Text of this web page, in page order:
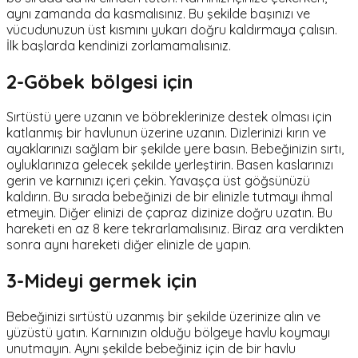
aynı zamanda da kasmalısınız. Bu şekilde başınızı ve
vücudunuzun üst kısmını yukarı doğru kaldırmaya çalısın.
İlk başlarda kendinizi zorlamamalısınız.
2-Göbek bölgesi için
Sırtüstü yere uzanın ve böbreklerinize destek olması için
katlanmış bir havlunun üzerine uzanın. Dizlerinizi kırın ve
ayaklarınızı sağlam bir şekilde yere basın. Bebeğinizin sırtı,
oyluklarınıza gelecek şekilde yerleştirin. Basen kaslarınızı
gerin ve karnınızı içeri çekin. Yavaşça üst göğsünüzü
kaldırın. Bu sırada bebeğinizi de bir elinizle tutmayı ihmal
etmeyin. Diğer elinizi de çapraz dizinize doğru uzatın. Bu
hareketi en az 8 kere tekrarlamalısınız. Biraz ara verdikten
sonra aynı hareketi diğer elinizle de yapın.
3-Mideyi germek için
Bebeğinizi sırtüstü uzanmış bir şekilde üzerinize alın ve
yüzüstü yatın. Karnınızın olduğu bölgeye havlu koymayı
unutmayın. Aynı şekilde bebeğiniz için de bir havlu